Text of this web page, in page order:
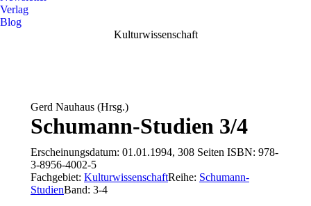
Verlag
Blog
Kulturwissenschaft
Gerd Nauhaus (Hrsg.)
Schumann-Studien 3/4
Erscheinungsdatum: 01.01.1994, 308 Seiten ISBN: 978-
3-8956-4002-5
Fachgebiet: KulturwissenschaftReihe: Schumann-
StudienBand: 3-4